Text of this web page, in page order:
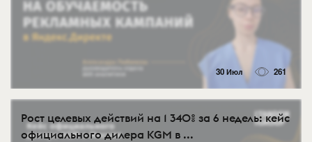
30 Июл 261
Рост целевых действий на 1 340% за 6 недель: кейс
официального дилера KGM в ...